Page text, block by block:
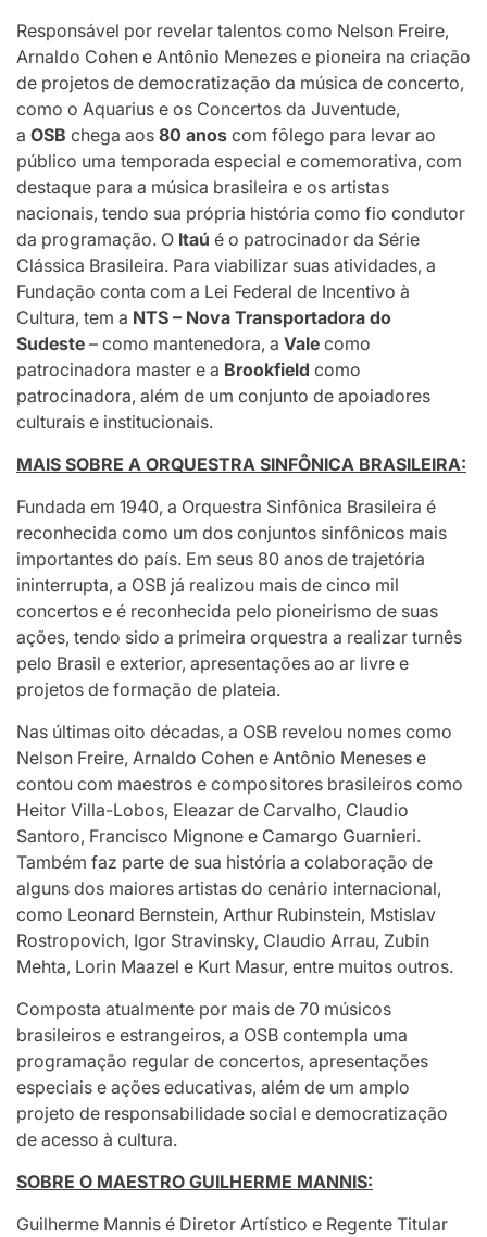
Responsável por revelar talentos como Nelson Freire,
Arnaldo Cohen e Antônio Menezes e pioneira na criação
de projetos de democratização da música de concerto,
como o Aquarius e os Concertos da Juventude,
a OSB chega aos 80 anos com fôlego para levar ao
público uma temporada especial e comemorativa, com
destaque para a música brasileira e os artistas
nacionais, tendo sua própria história como fio condutor
da programação. O Itaú é o patrocinador da Série
Clássica Brasileira. Para viabilizar suas atividades, a
Fundação conta com a Lei Federal de Incentivo à
Cultura, tem a NTS – Nova Transportadora do
Sudeste – como mantenedora, a Vale como
patrocinadora master e a Brookfield como
patrocinadora, além de um conjunto de apoiadores
culturais e institucionais.
MAIS SOBRE A ORQUESTRA SINFÔNICA BRASILEIRA:
Fundada em 1940, a Orquestra Sinfônica Brasileira é
reconhecida como um dos conjuntos sinfônicos mais
importantes do país. Em seus 80 anos de trajetória
ininterrupta, a OSB já realizou mais de cinco mil
concertos e é reconhecida pelo pioneirismo de suas
ações, tendo sido a primeira orquestra a realizar turnês
pelo Brasil e exterior, apresentações ao ar livre e
projetos de formação de plateia.
Nas últimas oito décadas, a OSB revelou nomes como
Nelson Freire, Arnaldo Cohen e Antônio Meneses e
contou com maestros e compositores brasileiros como
Heitor Villa-Lobos, Eleazar de Carvalho, Claudio
Santoro, Francisco Mignone e Camargo Guarnieri.
Também faz parte de sua história a colaboração de
alguns dos maiores artistas do cenário internacional,
como Leonard Bernstein, Arthur Rubinstein, Mstislav
Rostropovich, Igor Stravinsky, Claudio Arrau, Zubin
Mehta, Lorin Maazel e Kurt Masur, entre muitos outros.
Composta atualmente por mais de 70 músicos
brasileiros e estrangeiros, a OSB contempla uma
programação regular de concertos, apresentações
especiais e ações educativas, além de um amplo
projeto de responsabilidade social e democratização
de acesso à cultura.
SOBRE O MAESTRO GUILHERME MANNIS:
Guilherme Mannis é Diretor Artístico e Regente Titular